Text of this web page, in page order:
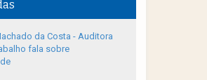
da Costa - Auditora
fala sobre